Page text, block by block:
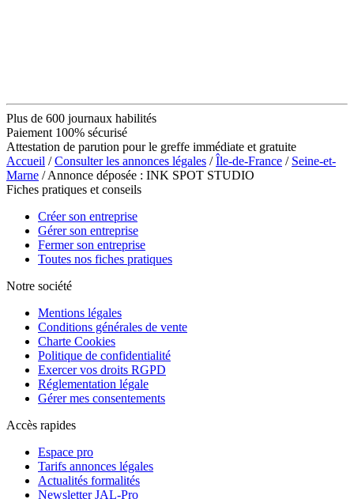
Plus de 600 journaux habilités
Paiement 100% sécurisé
Attestation de parution pour le greffe immédiate et gratuite
Accueil /Consulter les annonces légales /Île-de-France / Seine-et-
Marne / Annonce déposée : INK SPOT STUDIO
Fiches pratiques et conseils
Créer son entreprise
Gérer son entreprise
Fermer son entreprise
Toutes nos fiches pratiques
Notre société
Mentions légales
Conditions générales de vente
Charte Cookies
Politique de confidentialité
Exercer vos droits RGPD
Réglementation légale
Gérer mes consentements
Accès rapides
Espace pro
Tarifs annonces légales
Actualités formalités
Newsletter JAL-Pro